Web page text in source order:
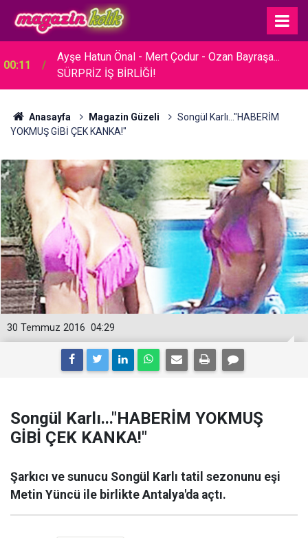
23:30 Hare Sürel... SADE BİR TÖRENLE EVLENDİ!
Anasayfa Magazin Güzeli
Songül Karlı..."HABERİM
YOKMUŞ GİBİ ÇEK KANKA!"
04:29
30 Temmuz 2016
Songül Karlı..."HABERİM YOKMUŞ
GİBİ ÇEK KANKA!"
Şarkıcı ve sunucu Songül Karlı tatil sezonunu eşi
Metin Yüncü ile birlikte Antalya'da açtı.